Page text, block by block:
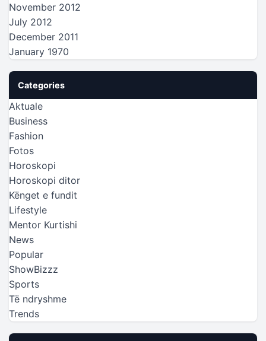
November 2012
July 2012
December 2011
January 1970
Categories
Aktuale
Business
Fashion
Fotos
Horoskopi
Horoskopi ditor
Kënget e fundit
Lifestyle
Mentor Kurtishi
News
Popular
ShowBizzz
Sports
Të ndryshme
Trends